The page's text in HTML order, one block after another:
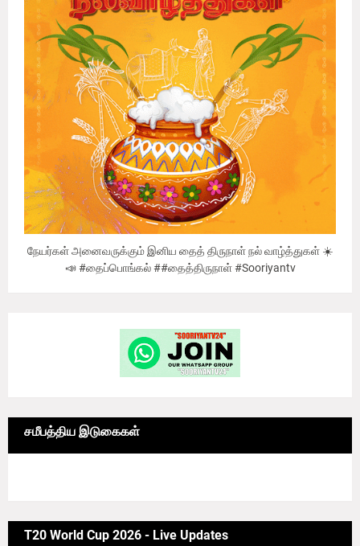
நேயர்கள் அனைவருக்கும் இனிய தைத் திருநாள் நல் வாழ்த்துகள் ☀️
📣 #தைப்பொங்கல் ##தைத்திருநாள் #Sooriyantv
சமீபத்திய இடுகைகள்
T20 World Cup 2026 - Live Updates